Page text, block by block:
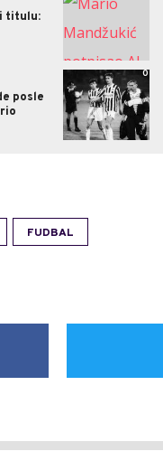
titulu:
posle
0
FUDBAL